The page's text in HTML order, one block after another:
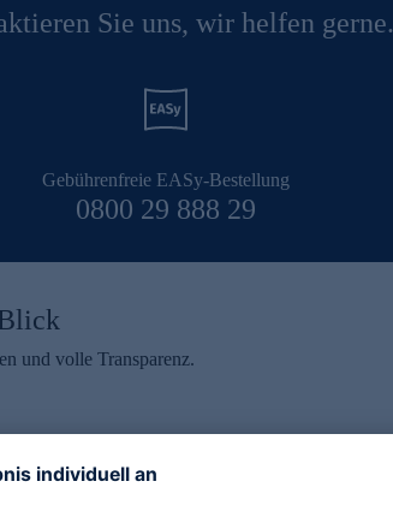
Sie uns, wir helfen gerne.
Gebührenfreie EASy-Bestellung
0800 29 888 29
und volle Transparenz.